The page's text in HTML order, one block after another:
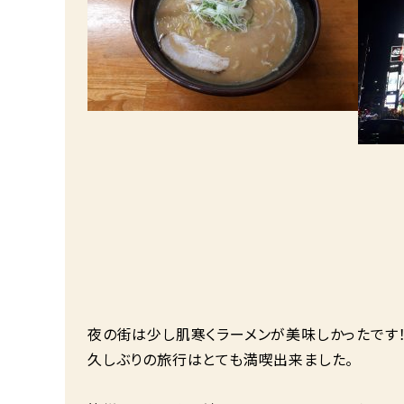
夜の街は少し肌寒くラーメンが美味しかったです
久しぶりの旅行はとても満喫出来ました。